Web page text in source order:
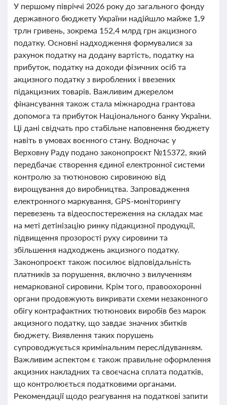
У першому півріччі 2026 року до загального фонду
державного бюджету України надійшло майже 1,9
трлн гривень, зокрема 152,4 млрд грн акцизного
податку. Основні надходження формувалися за
рахунок податку на додану вартість, податку на
прибуток, податку на доходи фізичних осіб та
акцизного податку з вироблених і ввезених
підакцизних товарів. Важливим джерелом
фінансування також стала міжнародна грантова
допомога та прибуток Національного банку України.
Ці дані свідчать про стабільне наповнення бюджету
навіть в умовах воєнного стану. Водночас у
Верховну Раду подано законопроєкт №15372, який
передбачає створення єдиної електронної системи
контролю за тютюновою сировиною від
вирощування до виробництва. Запровадження
електронного маркування, GPS-моніторингу
перевезень та відеоспостереження на складах має
на меті детінізацію ринку підакцизної продукції,
підвищення прозорості руху сировини та
збільшення надходжень акцизного податку.
Законопроєкт також посилює відповідальність
платників за порушення, включно з вилученням
немаркованої сировини. Крім того, правоохоронні
органи продовжують викривати схеми незаконного
обігу контрафактних тютюнових виробів без марок
акцизного податку, що завдає значних збитків
бюджету. Виявлення таких порушень
супроводжується кримінальним переслідуванням.
Важливим аспектом є також правильне оформлення
акцизних накладних та своєчасна сплата податків,
що контролюється податковими органами.
Рекомендації щодо реагування на податкові запити